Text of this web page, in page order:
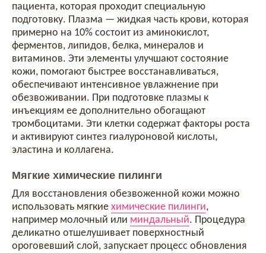
пациента, которая проходит специальную
подготовку. Плазма — жидкая часть крови, которая
примерно на 10% состоит из аминокислот,
ферментов, липидов, белка, минералов и
витаминов. Эти элементы улучшают состояние
кожи, помогают быстрее восстанавливаться,
обеспечивают интенсивное увлажнение при
обезвоживании. При подготовке плазмы к
инъекциям ее дополнительно обогащают
тромбоцитами. Эти клетки содержат факторы роста
и активируют синтез гиалуроновой кислоты,
эластина и коллагена.
Мягкие химические пилинги
Для восстановления обезвоженной кожи можно
использовать мягкие химические пилинги,
например молочный или миндальный. Процедура
деликатно отшелушивает поверхностный
ороговевший слой, запускает процесс обновления